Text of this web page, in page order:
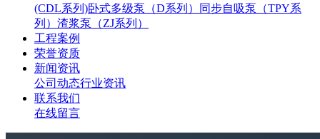
(CDL系列)卧式多级泵（D系列）
同步自吸泵（TPY系
列） 渣浆泵（ZJ系列）
工程案例
荣誉资质
新闻资讯
公司动态行业资讯
联系我们
在线留言